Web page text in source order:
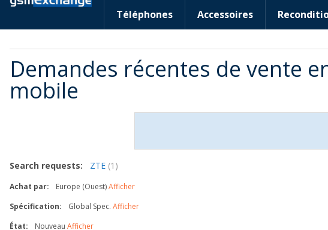
Téléphones Accessoires
Demandes récentes de vente
mobile
Search requests: ZTE (1)
Achat par: Europe (Ouest)Afficher
Spécification:
Global Spec. Afficher
État:
Nouveau Afficher